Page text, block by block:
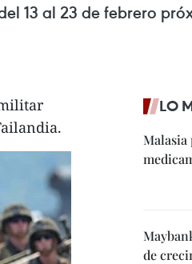
13 al 23 de febrero
LO
Malasia
de